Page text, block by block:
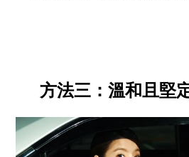
方法三：溫和且堅